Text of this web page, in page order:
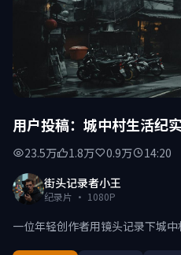
用户投稿：城中村生活纪
23.5万 1.8万 0.9万
14:20
街头记录者小王
纪录片 · 1080P
一位年轻创作者用镜头记录下城中